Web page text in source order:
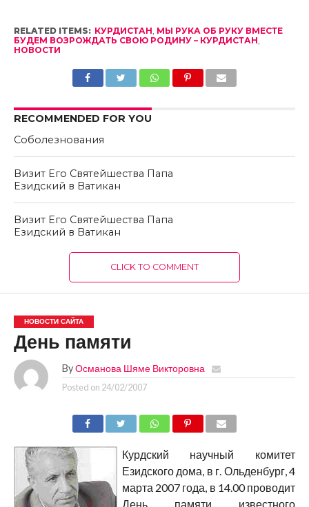
RELATED ITEMS: КУРДИСТАН, МЫ РУКА ОБ РУКУ ВМЕСТЕ
БУДЕМ ВОЗРОЖДАТЬ СВОЮ РОДИНУ – КУРДИСТАН,
НОВОСТИ
RECOMMENDED FOR YOU
Соболезнования
Визит Его Святейшества Папа
Езидский в Ватикан
Визит Его Святейшества Папа
Езидский в Ватикан
CLICK TO COMMENT
НОВОСТИ САЙТА
День памяти
By Османова Шяме Викторовна
Posted on 24/02/2007
Курдский научный комитет
Езидского дома, в г. Ольденбург, 4
марта 2007 года, в 14.00 проводит
День памяти известного